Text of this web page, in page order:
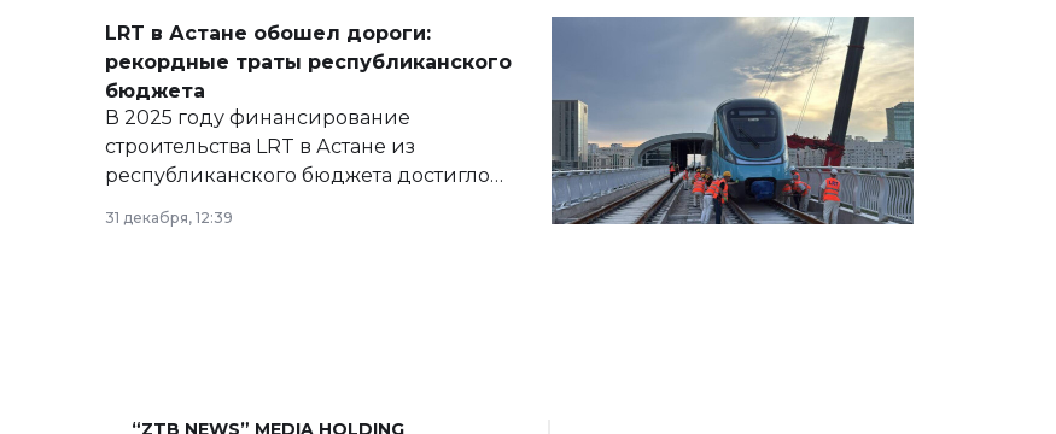
LRT в Астане обошел дороги:
рекордные траты республиканского
бюджета
В 2025 году финансирование
строительства LRT в Астане из
республиканского бюджета достигло
рекордных объемов.
31 декабря, 12:39
“ZTB NEWS” MEDIA HOLDING